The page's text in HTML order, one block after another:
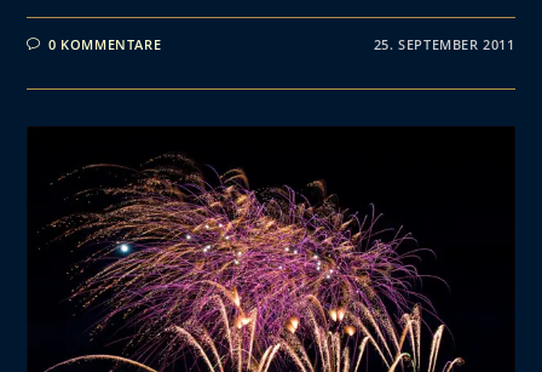
0 KOMMENTARE 25. SEPTEMBER 2011